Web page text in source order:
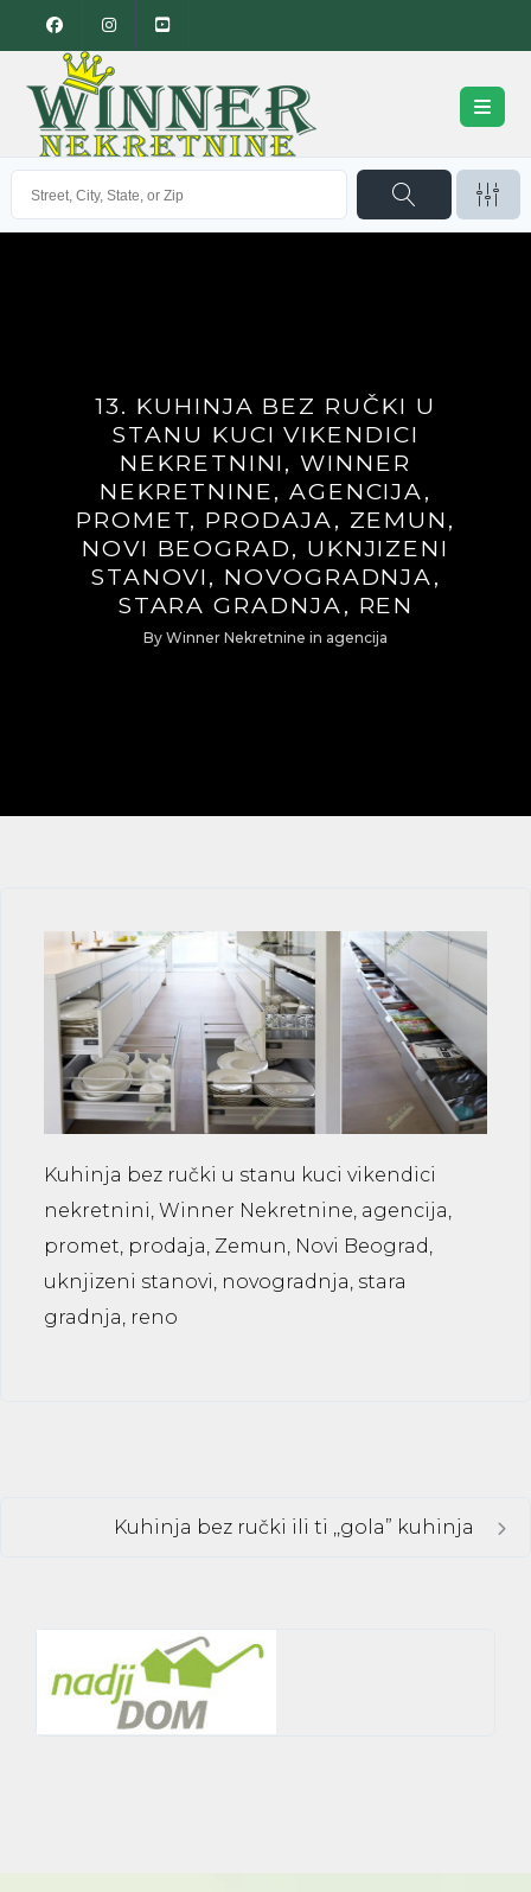
13. KUHINJA BEZ RUČKI U
STANU KUCI VIKENDICI
NEKRETNINI, WINNER
NEKRETNINE, AGENCIJA,
PROMET, PRODAJA, ZEMUN,
NOVI BEOGRAD, UKNJIZENI
STANOVI, NOVOGRADNJA,
STARA GRADNJA, REN
By Winner Nekretnine in agencija
Kuhinja bez ručki u stanu kuci vikendici
nekretnini, Winner Nekretnine, agencija,
promet, prodaja, Zemun, Novi Beograd,
uknjizeni stanovi, novogradnja, stara
gradnja, reno
Kuhinja bez ručki ili ti ,,gola” kuhinja